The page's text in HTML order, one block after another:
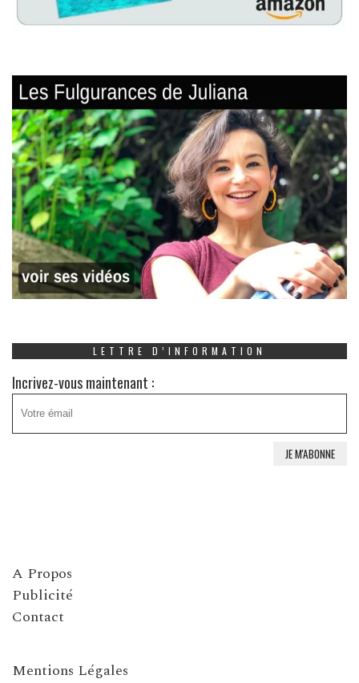
LETTRE D’INFORMATION
Incrivez-vous maintenant :
A Propos
Publicité
Contact
Mentions Légales